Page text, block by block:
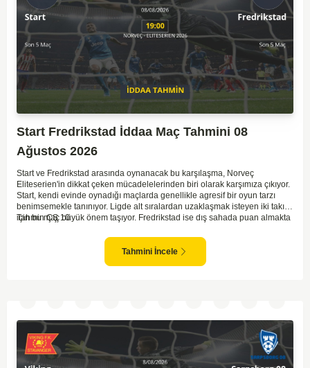
Start Fredrikstad İddaa Maç Tahmini 08
Ağustos 2026
Start ve Fredrikstad arasında oynanacak bu karşılaşma, Norveç
Eliteserien'in dikkat çeken mücadelelerinden biri olarak karşımıza çıkıyor.
Start, kendi evinde oynadığı maçlarda genellikle agresif bir oyun tarzı
benimsemekle tanınıyor. Ligde alt sıralardan uzaklaşmak isteyen iki takım
için bu maç büyük önem taşıyor. Fredrikstad ise dış sahada puan almakta
mücadelede zorluk çıkartabilir. Maçın temposunun yüksek olacağını ve
her iki takımın da sonuca gitmeye odaklanacağını düşünüyorum.
Tahmin ÇŞ 10
Tahmini İncele